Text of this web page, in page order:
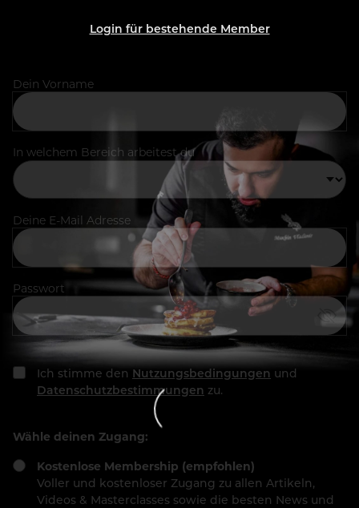
Login für bestehende Member
Dein Vorname
In welchem Bereich arbeitest du
Deine E-Mail Adresse
Passwort
Ich stimme den Nutzungsbedingungen und
Datenschutzbestimmungen zu.
Wähle deinen Zugang:
Kostenlose Membership (empfohlen)
Voller und kostenloser Zugang zu allen Artikeln,
Videos & Masterclasses sowie die besten News und